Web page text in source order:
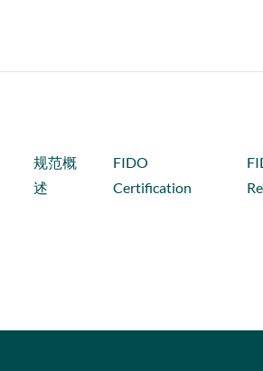
规范概
述
FIDO
Certification